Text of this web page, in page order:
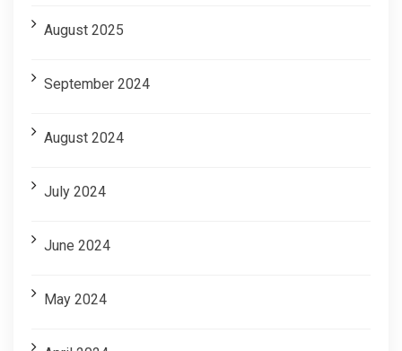
August 2025
September 2024
August 2024
July 2024
June 2024
May 2024